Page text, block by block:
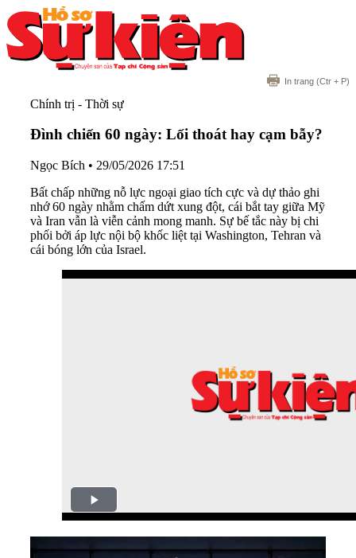
In trang (Ctr + P)
Chính trị - Thời sự
Đình chiến 60 ngày: Lối thoát hay cạm bẫy?
Ngọc Bích • 29/05/2026 17:51
Bất chấp những nỗ lực ngoại giao tích cực và dự thảo ghi
nhớ 60 ngày nhằm chấm dứt xung đột, cái bắt tay giữa Mỹ
và Iran vẫn là viễn cảnh mong manh. Sự bế tắc này bị chi
phối bởi áp lực nội bộ khốc liệt tại Washington, Tehran và
cái bóng lớn của Israel.